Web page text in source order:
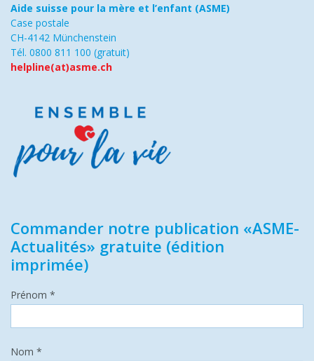
Aide suisse pour la mère et l’enfant (ASME)
Case postale
CH-4142 Münchenstein
Tél. 0800 811 100 (gratuit)
helpline(at)asme.ch
Commander notre publication «ASME-
Actualités» gratuite (édition
imprimée)
Prénom *
Nom *